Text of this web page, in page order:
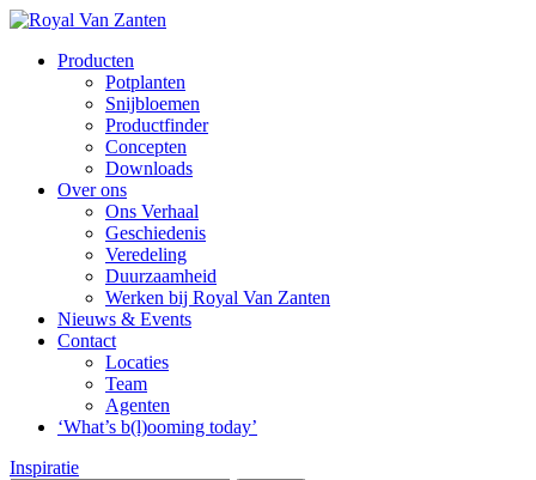
Producten
Potplanten
Snijbloemen
Productfinder
Concepten
Downloads
Over ons
Ons Verhaal
Geschiedenis
Veredeling
Duurzaamheid
Werken bij Royal Van Zanten
Nieuws & Events
Contact
Locaties
Team
Agenten
‘What’s b(l)ooming today’
Inspiratie